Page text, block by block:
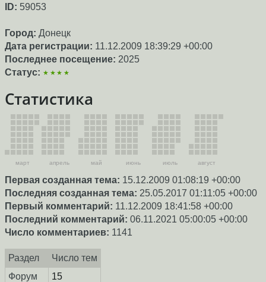
ID: 59053
Город: Донецк
Дата регистрации: 11.12.2009 18:39:29 +00:00
Последнее посещение: 2025
Статус: ★★★★
Статистика
март апрель май июнь июль август
Первая созданная тема: 15.12.2009 01:08:19 +00:00
Последняя созданная тема: 25.05.2017 01:11:05 +00:00
Первый комментарий: 11.12.2009 18:41:58 +00:00
Последний комментарий: 06.11.2021 05:00:05 +00:00
Число комментариев: 1141
Раздел
Число тем
Форум
15